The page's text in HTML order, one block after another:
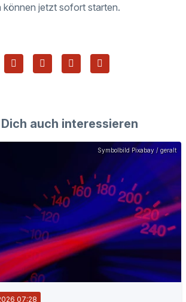
können jetzt sofort starten.
auch interessieren
Symbolbild Pixabay / geralt
07:28